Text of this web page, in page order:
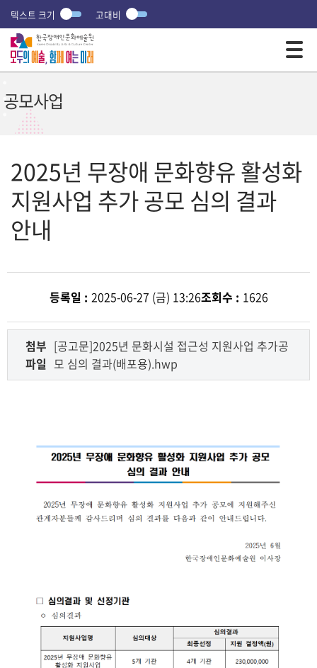
텍스트 크기 고대비
공모사업
2025년 무장애 문화향유 활성화
지원사업 추가 공모 심의 결과
안내
등록일 : 2025-06-27 (금) 13:26조회수 : 1626
첨부
파일
[공고문]2025년 문화시설 접근성 지원사업 추가공
모 심의 결과(배포용).hwp